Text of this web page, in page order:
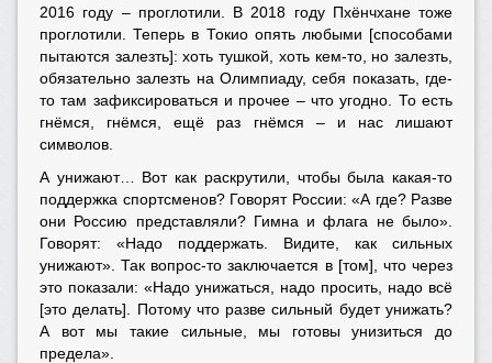
2016 году – проглотили. В 2018 году Пхёнчхане тоже
проглотили. Теперь в Токио опять любыми [способами
пытаются залезть]: хоть тушкой, хоть кем-то, но залезть,
обязательно залезть на Олимпиаду, себя показать, где-
то там зафиксироваться и прочее – что угодно. То есть
гнёмся, гнёмся, ещё раз гнёмся – и нас лишают
символов.
А унижают… Вот как раскрутили, чтобы была какая-то
поддержка спортсменов? Говорят России: «А где? Разве
они Россию представляли? Гимна и флага не было».
Говорят: «Надо поддержать. Видите, как сильных
унижают». Так вопрос-то заключается в [том], что через
это показали: «Надо унижаться, надо просить, надо всё
[это делать]. Потому что разве сильный будет унижать?
А вот мы такие сильные, мы готовы унизиться до
предела».